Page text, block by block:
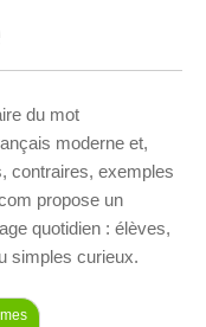
du mot
moderne et,
contraires, exemples
propose un
quotidien : élèves,
simples curieux.